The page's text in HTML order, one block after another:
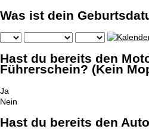
Was ist dein
Hast du bereits den
Führerschein? (Kein
Ja
Nein
Hast du bereits den